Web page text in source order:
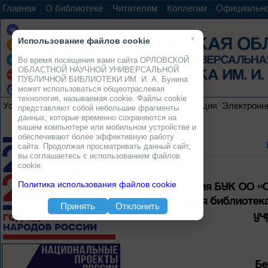
Главная О библиотеке Читателям Коллегам
Услуги Ресурсы Проекты Электронная коллекция
Мероприятия БУК ОО
публичная
×
Использование файлов cookie
Во время посещения вами сайта ОРЛОВСКОЙ
ОБЛАСТНОЙ НАУЧНОЙ УНИВЕРСАЛЬНОЙ
ПУБЛИЧНОЙ БИБЛИОТЕКИ ИМ. И. А. Бунина
может использоваться общеотраслевая
технология, называемая cookie. Файлы cookie
представляют собой небольшие фрагменты
данных, которые временно сохраняются на
вашем компьютере или мобильном устройстве и
обеспечивают более эффективную работу
сайта. Продолжая просматривать данный сайт,
вы соглашаетесь с использованием файлов
cookie.
Политика использования файлов cookie
Принять Отклонить